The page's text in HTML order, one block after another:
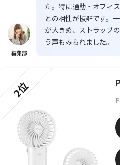
編集部
た。特に通勤・オフィ
との相性が抜群です。
が大きめ、ストラップ
う声もみられました。
2位